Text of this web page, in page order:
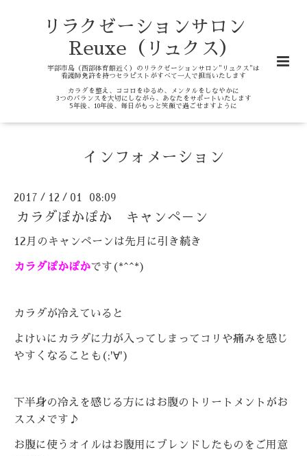
リラクゼーションサロン
Reuxe（リュクス）
宇部市島（西部体育館近く）のリラクゼーションサロン"リュクス"は
看護師免許を持つセラピストがすべて一人で担当いたします
カラダを整え、ココロをゆるめ、メンタルをしなやかに
3つのバランスを大切にしながら、あなたをサポートいたします
5年後、10年後、毎日がもっと笑顔で過ごせますように
インフォメーション
2017 / 12 / 01 08:09
カラダぽかぽか キャンペ－ン
12月のキャンペーンは先月に引き続き
カラダぽかぽかです(*^^*)
カラダが冷えていると
よけいにカラダに力が入ってしまってコリや痛みを感じ
やすくなることも(;'∀')
下半身の冷えを感じる方にはお腹のトリートメントがお
ススメです♪
お腹に使うオイルはお腹用にブレンドしたものをご用意